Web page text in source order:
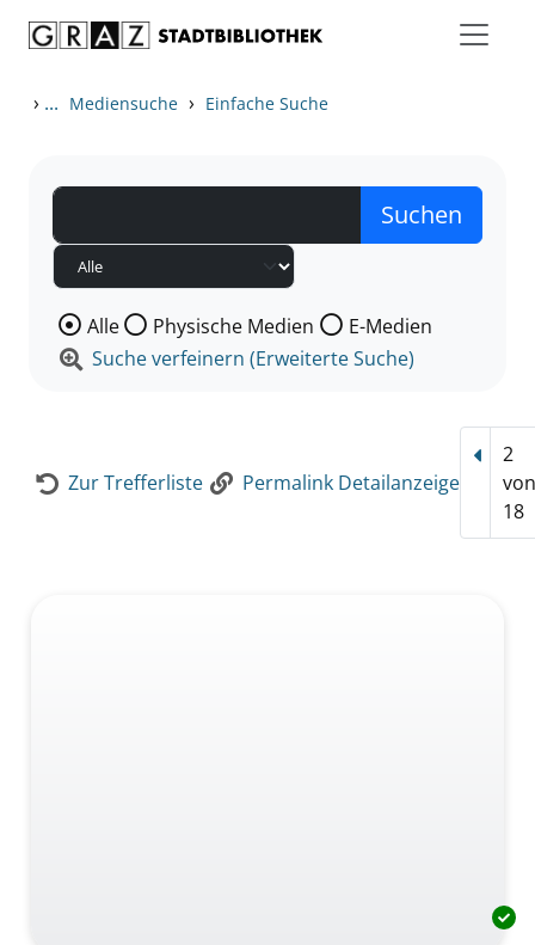
› ... Mediensuche › Einfache Suche
Wählen Sie die Medienart nach der Sie suchen wollen.
Alle Physische Medien
E-Medien
Suche verfeinern (Erweiterte Suche)
Zur Trefferliste Permalink Detailanzeige
2
18